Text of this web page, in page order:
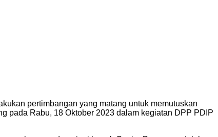
pertimbangan yang matang untuk memutuskan
pada Rabu, 18 Oktober 2023 dalam kegiatan DPP PDIP